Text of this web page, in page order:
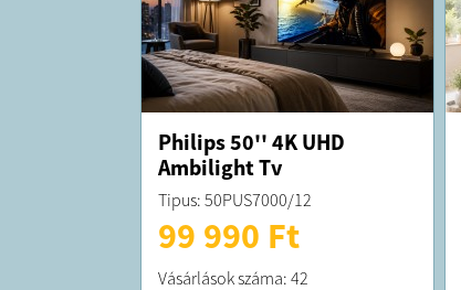
Philips 50'' 4K UHD
Ambilight Tv
Tipus: 50PUS7000/12
99 990 Ft
Vásárlások száma: 42